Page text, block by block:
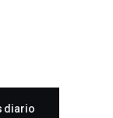
diario